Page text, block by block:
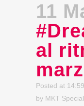
11
al
Posted at
by MKT